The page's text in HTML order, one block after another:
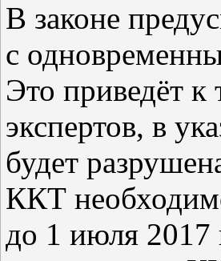
В законе
с
Это приведёт
экспертов, в
будет
ККТ
до 1 июля 2017